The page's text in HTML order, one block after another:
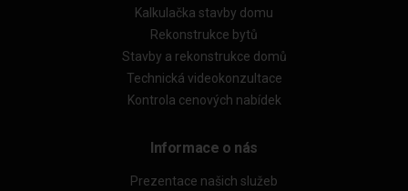
Kalkulačka stavby domu
Rekonstrukce bytů
Stavby a rekonstrukce domů
Technická videokonzultace
Kontrola cenových nabídek
Informace o nás
Prezentace našich služeb